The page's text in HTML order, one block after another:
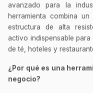
avanzado para la
herramienta combina
estructura de alta
activo indispensable
de té, hoteles y
¿Por qué es una
negocio?